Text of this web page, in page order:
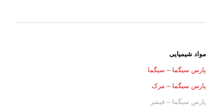
مواد شیمیایی
پارس سیگما – سیگما
پارس سیگما – مرک
پارس سیگما – فیشر